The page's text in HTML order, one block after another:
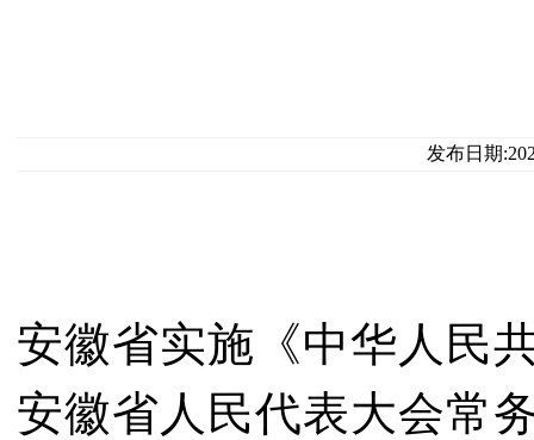
发布日期
安徽省实施《中华人民
安徽省人民代表大会常